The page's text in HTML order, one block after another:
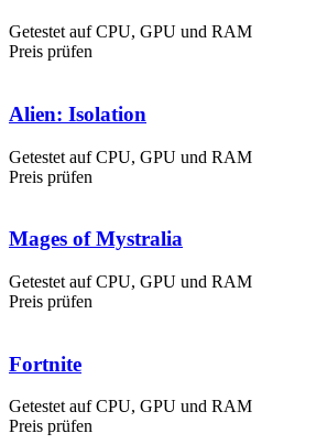
Getestet auf CPU, GPU und RAM
Preis prüfen
Alien: Isolation
Getestet auf CPU, GPU und RAM
Preis prüfen
Mages of Mystralia
Getestet auf CPU, GPU und RAM
Preis prüfen
Fortnite
Getestet auf CPU, GPU und RAM
Preis prüfen